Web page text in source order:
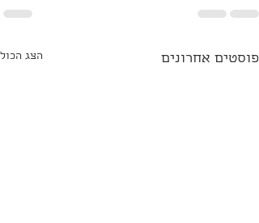
פוסטים אחרונים הצג הכול